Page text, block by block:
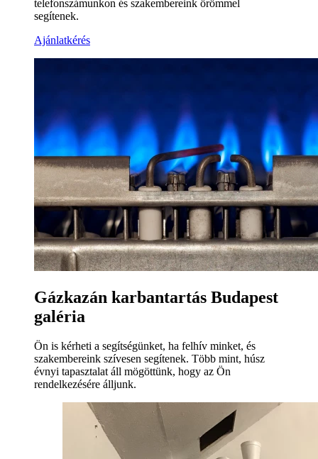
telefonszámunkon és szakembereink örömmel
segítenek.
Ajánlatkérés
Gázkazán karbantartás Budapest
galéria
Ön is kérheti a segítségünket, ha felhív minket, és
szakembereink szívesen segítenek. Több mint, húsz
évnyi tapasztalat áll mögöttünk, hogy az Ön
rendelkezésére álljunk.